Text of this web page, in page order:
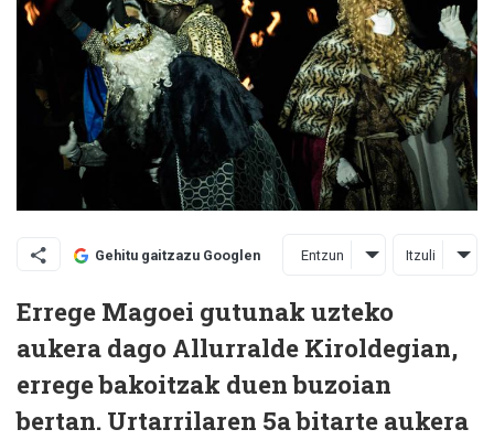
Gehitu gaitzazu Googlen Entzun Itzuli
Errege Magoei gutunak uzteko
aukera dago Allurralde Kiroldegian,
errege bakoitzak duen buzoian
bertan. Urtarrilaren 5a bitarte aukera